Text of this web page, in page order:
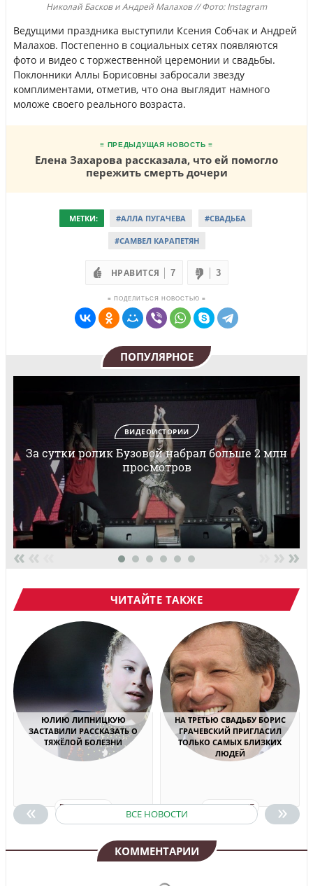
Николай Басков и Андрей Малахов // Фото: Instagram
Ведущими праздника выступили Ксения Собчак и Андрей
Малахов. Постепенно в социальных сетях появляются
фото и видео с торжественной церемонии и свадьбы.
Поклонники Аллы Борисовны забросали звезду
комплиментами, отметив, что она выглядит намного
моложе своего реального возраста.
≡ ПРЕДЫДУЩАЯ НОВОСТЬ ≡
Елена Захарова рассказала, что ей помогло
пережить смерть дочери
МЕТКИ: #АЛЛА ПУГАЧЕВА #СВАДЬБА
#САМВЕЛ КАРАПЕТЯН
НРАВИТСЯ 7 3
≡ ПОДЕЛИТЬСЯ НОВОСТЬЮ ≡
ПОПУЛЯРНОЕ
ВИДЕОИСТОРИИ
За сутки ролик Бузовой набрал больше 2 млн
просмотров
««« »»»
ЧИТАЙТЕ ТАКЖЕ
« »
ЮЛИЮ ЛИПНИЦКУЮ
ЗАСТАВИЛИ РАССКАЗАТЬ О
ТЯЖЁЛОЙ БОЛЕЗНИ
ПОДРОБНЕЕ
НА ТРЕТЬЮ СВАДЬБУ БОРИС
ГРАЧЕВСКИЙ ПРИГЛАСИЛ
ТОЛЬКО САМЫХ БЛИЗКИХ
ЛЮДЕЙ
ПОДРОБНЕЕ
ВСЕ НОВОСТИ
КОММЕНТАРИИ